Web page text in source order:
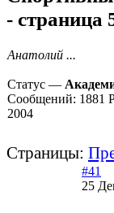
- страница
Анатолий ...
Статус —
Сообщений: 1881
2004
Страницы:
#41
25